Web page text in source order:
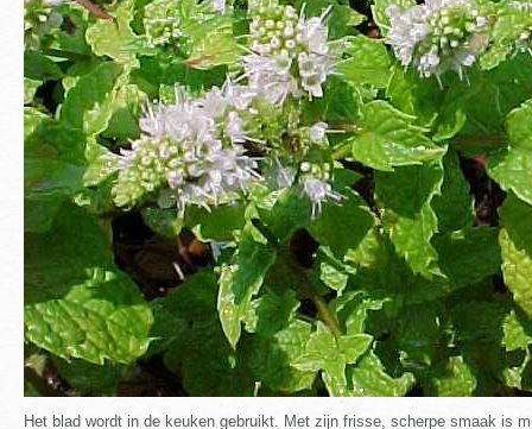
Het blad wordt in de keuken gebruikt. Met zijn frisse, scherpe smaak is